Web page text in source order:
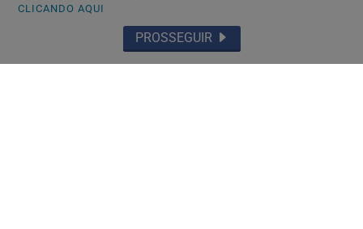
CLICANDO AQUI
PROSSEGUIR